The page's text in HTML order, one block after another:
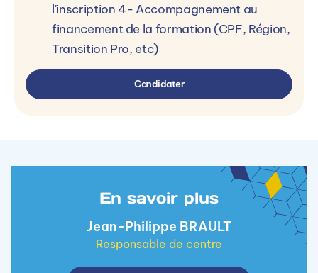
l'inscription 4- Accompagnement au
financement de la formation (CPF, Région,
Transition Pro, etc)
Candidater
En savoir plus
Jean-Philippe BRAULT
Responsable de centre